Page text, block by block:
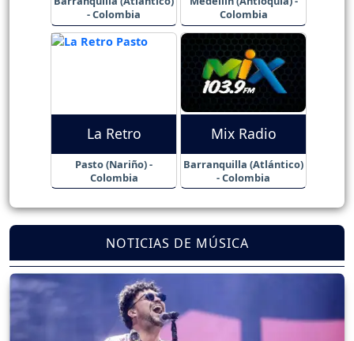
- Colombia
Colombia
La Retro
Pasto (Nariño) -
Colombia
Mix Radio
Barranquilla (Atlántico)
- Colombia
NOTICIAS DE MÚSICA